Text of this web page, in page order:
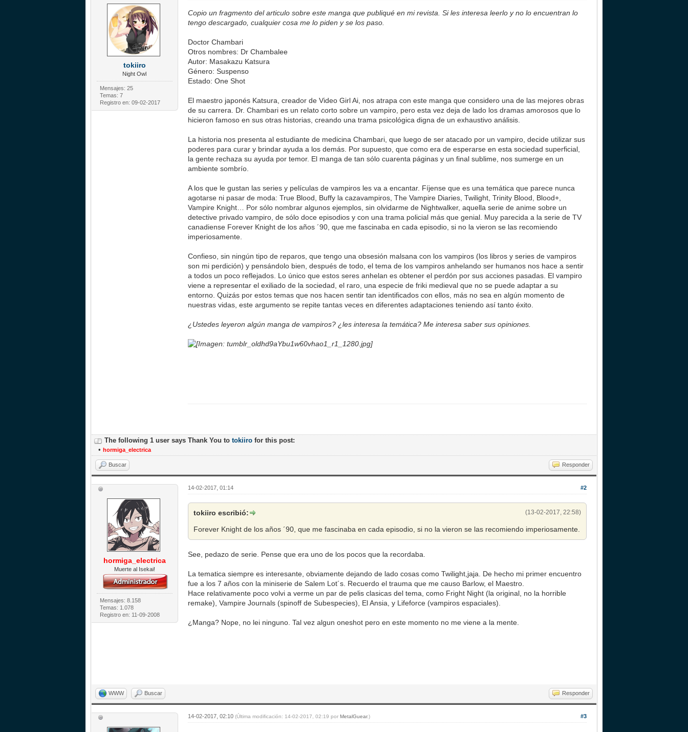
tokiiro
Night Owl
Mensajes: 25
Temas: 7
Registro en: 09-02-2017
Copio un fragmento del articulo sobre este manga que publiqué en mi revista. Si les interesa leerlo y no lo encuentran lo
tengo descargado, cualquier cosa me lo piden y se los paso.
Doctor Chambari
Otros nombres: Dr Chambalee
Autor: Masakazu Katsura
Género: Suspenso
Estado: One Shot
El maestro japonés Katsura, creador de Video Girl Ai, nos atrapa con este manga que considero una de las mejores obras
de su carrera. Dr. Chambari es un relato corto sobre un vampiro, pero esta vez deja de lado los dramas amorosos que lo
hicieron famoso en sus otras historias, creando una trama psicológica digna de un exhaustivo análisis.
La historia nos presenta al estudiante de medicina Chambari, que luego de ser atacado por un vampiro, decide utilizar sus
poderes para curar y brindar ayuda a los demás. Por supuesto, que como era de esperarse en esta sociedad superficial,
la gente rechaza su ayuda por temor. El manga de tan sólo cuarenta páginas y un final sublime, nos sumerge en un
ambiente sombrío.
A los que le gustan las series y películas de vampiros les va a encantar. Fíjense que es una temática que parece nunca
agotarse ni pasar de moda: True Blood, Buffy la cazavampiros, The Vampire Diaries, Twilight, Trinity Blood, Blood+,
Vampire Knight… Por sólo nombrar algunos ejemplos, sin olvidarme de Nightwalker, aquella serie de anime sobre un
detective privado vampiro, de sólo doce episodios y con una trama policial más que genial. Muy parecida a la serie de TV
canadiense Forever Knight de los años ´90, que me fascinaba en cada episodio, si no la vieron se las recomiendo
imperiosamente.
Confieso, sin ningún tipo de reparos, que tengo una obsesión malsana con los vampiros (los libros y series de vampiros
son mi perdición) y pensándolo bien, después de todo, el tema de los vampiros anhelando ser humanos nos hace a sentir
a todos un poco reflejados. Lo único que estos seres anhelan es obtener el perdón por sus acciones pasadas. El vampiro
viene a representar el exiliado de la sociedad, el raro, una especie de friki medieval que no se puede adaptar a su
entorno. Quizás por estos temas que nos hacen sentir tan identificados con ellos, más no sea en algún momento de
nuestras vidas, este argumento se repite tantas veces en diferentes adaptaciones teniendo así tanto éxito.
¿Ustedes leyeron algún manga de vampiros? ¿les interesa la temática? Me interesa saber sus opiniones.
The following 1 user says Thank You to tokiiro for this post:
• hormiga_electrica
Buscar Responder
hormiga_electrica
Muerte al Isekai!
Mensajes: 8.158
Temas: 1.078
Registro en: 11-09-2008
#2
14-02-2017, 01:14
(13-02-2017, 22:58)
tokiiro escribió:
Forever Knight de los años ´90, que me fascinaba en cada episodio, si no la vieron se las recomiendo imperiosamente.
See, pedazo de serie. Pense que era uno de los pocos que la recordaba.
La tematica siempre es interesante, obviamente dejando de lado cosas como Twilight,jaja. De hecho mi primer encuentro
fue a los 7 años con la miniserie de Salem Lot´s. Recuerdo el trauma que me causo Barlow, el Maestro.
Hace relativamente poco volvi a verme un par de pelis clasicas del tema, como Fright Night (la original, no la horrible
remake), Vampire Journals (spinoff de Subespecies), El Ansia, y Lifeforce (vampiros espaciales).
¿Manga? Nope, no lei ninguno. Tal vez algun oneshot pero en este momento no me viene a la mente.
WWW Buscar Responder
#3
14-02-2017, 02:10(Última modificación: 14-02-2017, 02:19 porMetalGuear.)